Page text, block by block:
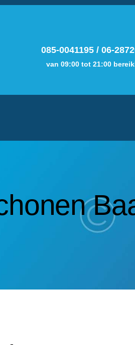
085-0041195/ 06-
van 09:00 tot 21:00